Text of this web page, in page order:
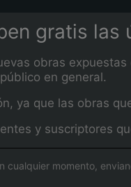
gratis las
obras
en general.
ya que las obras
y suscriptores
momento,